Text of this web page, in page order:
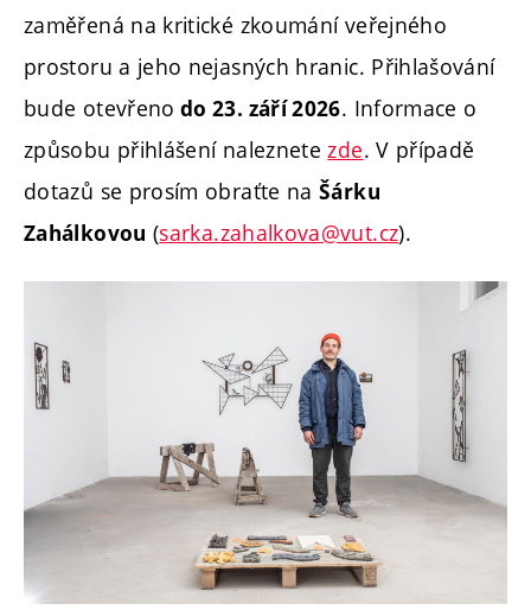
zaměřená na kritické zkoumání veřejného
prostoru a jeho nejasných hranic. Přihlašování
bude otevřeno do 23. září 2026. Informace o
způsobu přihlášení naleznetezde. V případě
dotazů se prosím obraťte naŠárku
Zahálkovou (sarka.zahalkova@vut.cz).